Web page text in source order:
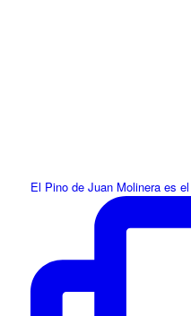
El Pino de Juan Molinera es